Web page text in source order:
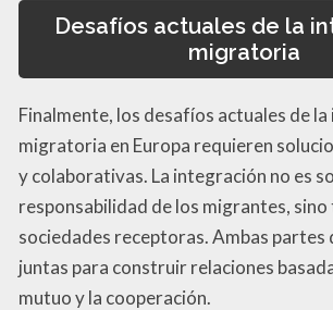
Desafíos actuales de la
migratoria
Finalmente, los desafíos actuales de
migratoria en Europa requieren
y colaborativas. La integración no es
responsabilidad de los migrantes, sino
sociedades receptoras. Ambas partes
juntas para construir relaciones
mutuo y la cooperación.